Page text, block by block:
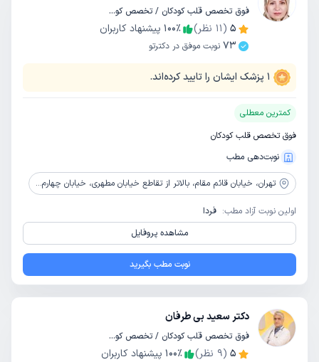
فوق تخصص قلب کودکان / تخصص کودکان و اطفال
5
(
11 نظر) 100٪
پیشنهاد کاربران
73 نوبت موفق در دکترتو
1 پزشک ایشان را تایید کرده‌اند.
کمترین معطلی
فوق تخصص قلب کودکان
نوبت‌دهی مطب
تهران، خیابان قائم مقام، بالاتر از تقاطع خیابان مطهری، خیابان چهارم، پلاک ١٥، واحد ١٣
اولین نوبت آزاد مطب: فردا
مشاهده پروفایل
نوبت مطب بگیرید
دکتر سعید بی طرفان
فوق تخصص قلب کودکان / تخصص کودکان و اطفال
5
(
9 نظر) 100٪
پیشنهاد کاربران